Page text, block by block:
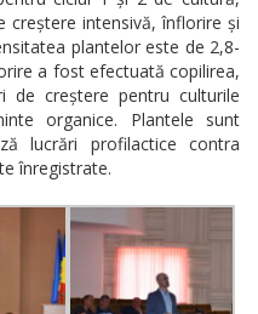
intensivă, înflorire și
plantelor este de 2,8-
a fost efectuată copilirea,
creștere pentru culturile
organice. Plantele sunt
lucrări profilactice contra
înregistrate.